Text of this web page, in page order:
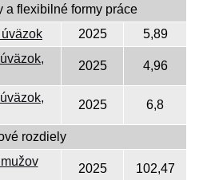
a flexibilné formy práce
2025
5,89
2025 4,96
2025 6,8
rozdiely
2025 102,47